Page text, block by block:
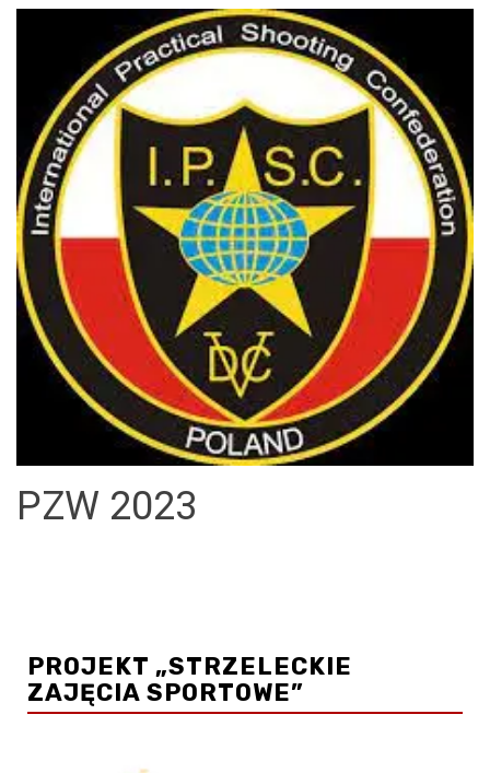
PZW 2023
PROJEKT „STRZELECKIE
ZAJĘCIA SPORTOWE”